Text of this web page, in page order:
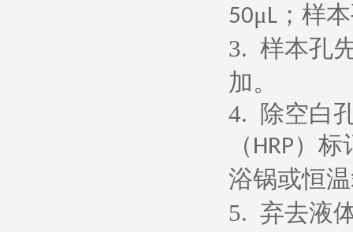
50μL ；样
3. 样本孔
加。
4. 除空白
（ HRP）标
浴锅或恒
5. 弃去液